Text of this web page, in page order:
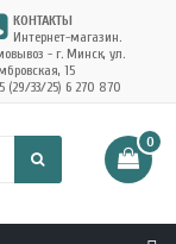
КОНТАКТЫ
Интернет-магазин.
- г. Минск, ул.
15
(29/33/25) 6 270 870
0